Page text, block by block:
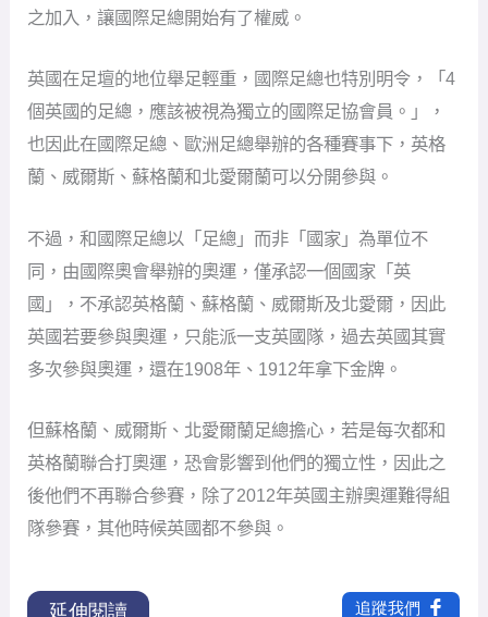
之加入，讓國際足總開始有了權威。
英國在足壇的地位舉足輕重，國際足總也特別明令，「4
個英國的足總，應該被視為獨立的國際足協會員。」，
也因此在國際足總、歐洲足總舉辦的各種賽事下，英格
蘭、威爾斯、蘇格蘭和北愛爾蘭可以分開參與。
不過，和國際足總以「足總」而非「國家」為單位不
同，由國際奧會舉辦的奧運，僅承認一個國家「英
國」，不承認英格蘭、蘇格蘭、威爾斯及北愛爾，因此
英國若要參與奧運，只能派一支英國隊，過去英國其實
多次參與奧運，還在1908年、1912年拿下金牌。
但蘇格蘭、威爾斯、北愛爾蘭足總擔心，若是每次都和
英格蘭聯合打奧運，恐會影響到他們的獨立性，因此之
後他們不再聯合參賽，除了2012年英國主辦奧運難得組
隊參賽，其他時候英國都不參與。